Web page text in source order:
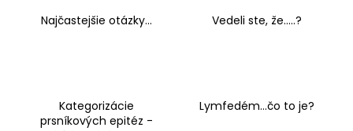
Najčastejšie otázky... Vedeli ste, že.....?
Kategorizácie
prsníkových epitéz -
Lymfedém...čo to je?